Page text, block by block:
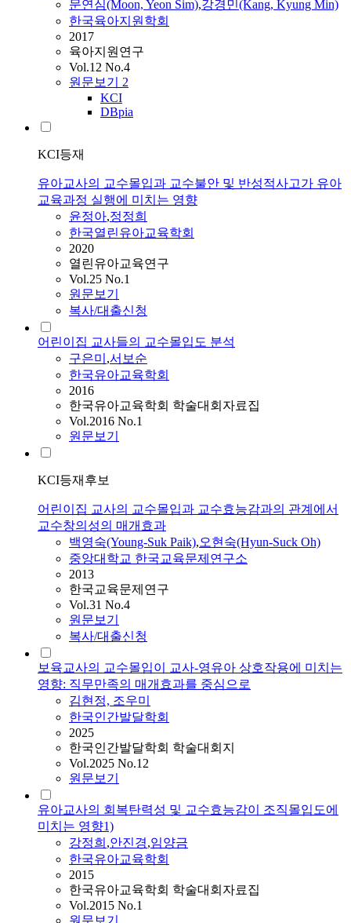
문연심(Moon, Yeon Sim),강경민(Kang, Kyung Min)
한국육아지원학회
2017
육아지원연구
Vol.12 No.4
원문보기 2
KCI
DBpia
KCI등재
유아교사의 교수몰입과 교수불안 및 반성적사고가 유아
교육과정 실행에 미치는 영향
윤정아,정정희
한국열린유아교육학회
2020
열린유아교육연구
Vol.25 No.1
원문보기
복사/대출신청
어린이집 교사들의 교수몰입도 분석
구은미 ,서보순
한국유아교육학회
2016
한국유아교육학회 학술대회자료집
Vol.2016 No.1
원문보기
KCI등재후보
어린이집 교사의 교수몰입과 교수효능감과의 관계에서
교수창의성의 매개효과
백영숙(Young-Suk Paik),오현숙(Hyun-Suck Oh)
중앙대학교 한국교육문제연구소
2013
한국교육문제연구
Vol.31 No.4
원문보기
복사/대출신청
보육교사의 교수몰입이 교사-영유아 상호작용에 미치는
영향: 직무만족의 매개효과를 중심으로
김현정, 조우미
한국인간발달학회
2025
한국인간발달학회 학술대회지
Vol.2025 No.12
원문보기
유아교사의 회복탄력성 및 교수효능감이 조직몰입도에
미치는 영향1)
강정희 ,안진경,임양금
한국유아교육학회
2015
한국유아교육학회 학술대회자료집
Vol.2015 No.1